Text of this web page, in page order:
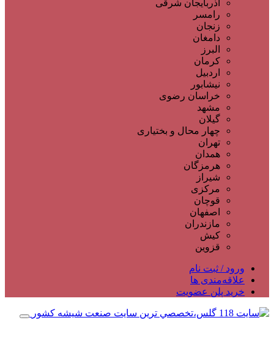
آذربایجان شرقی
رامسر
زنجان
دامغان
البرز
کرمان
اردبیل
نیشابور
خراسان رضوی
مشهد
گیلان
چهار محال و بختیاری
تهران
همدان
هرمزگان
شیراز
مرکزی
قوچان
اصفهان
مازندران
کیش
قزوین
ورود / ثبت نام
علاقه‌مندی ها
خرید پلن عضویت